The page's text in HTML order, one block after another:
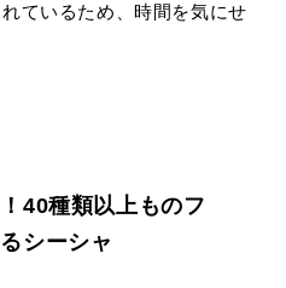
ているため、時間を気にせ
40種類以上ものフ
シーシャ